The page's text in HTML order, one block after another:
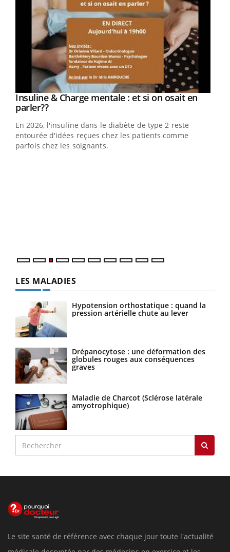
Youtube
Insuline & Charge mentale : et si on osait en
parler??Youtube
En 2026, l'insuline dans le diabète de type 2 reste
entourée d'idées reçues chez les patients comme
parfois chez les soignants.
LES MALADIES
Hypotension orthostatique : quand la
pression artérielle chute au lever
Drépanocytose : une déformation des
globules rouges aux conséquences
graves
Maladie de Charcot (Sclérose latérale
amyotrophique)
Le site santé de référence avec chaque jour toute l'actualité